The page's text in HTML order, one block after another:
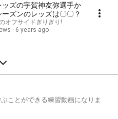
ッズの宇賀神友弥選手か
ーズンのレッズは〇〇？
オフサイドぎりぎり!
6 years ago
ことができる練習動画になりま